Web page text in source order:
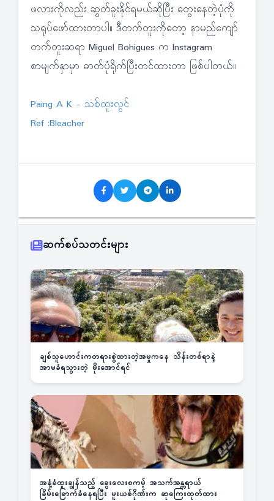
ဖလားကိုလည်း ဆွတ်ခူးနိုင်ရမယ်ဆိုပြီး တွေးနေတဲ့ပုံကို
သရုပ်ဖော်ထားတာပါ။ ဒီတက်တူးကိုတော့ နာမည်ကျော်
တက်တူးဆရာ Miguel Bohigues က Instagram
စာမျက်နှာမှာ ဓာတ်ပုံရိုက်ပြီးတင်ထားတာ ဖြစ်ပါတယ်။
Paing A K - သစ်ထူးလွင်
Ref :Bleacher
ဆက်စပ်သတင်းများ
ချစ်သူဟောင်းကတရားစွဲထားတဲ့အမှုကနေ သိန်းတစ်ရာနဲ့
အာမခံရသွားတဲ့ မိုးအောင်ရင်
အနံ့ခံထူးချွန်သည့် ခွေးလေးစကမ့် အသက်အန္တရာယ်
ခြိမ်းခြောက်ခံနေရပြီး မူးယစ်ဂိုဏ်းက ဆုကြေးထုတ်ထား